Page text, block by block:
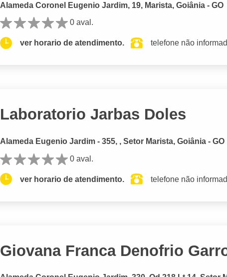
Alameda Coronel Eugenio Jardim, 19, Marista, Goiânia - GO
0 aval.
ver horario de atendimento. telefone não
Laboratorio Jarbas Doles
Alameda Eugenio Jardim - 355, , Setor Marista, Goiânia - GO
0 aval.
ver horario de atendimento. telefone não
Giovana Franca Denofrio